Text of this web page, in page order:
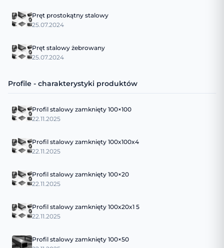
Pręt prostokątny stalowy
25.07.2024
Pręt stalowy żebrowany
25.07.2024
Profile - charakterystyki produktów
Profil stalowy zamknięty 100×100
22.11.2025
Profil stalowy zamknięty 100x100x4
22.11.2025
Profil stalowy zamknięty 100×20
22.11.2025
Profil stalowy zamknięty 100x20x1 5
22.11.2025
Profil stalowy zamknięty 100×50